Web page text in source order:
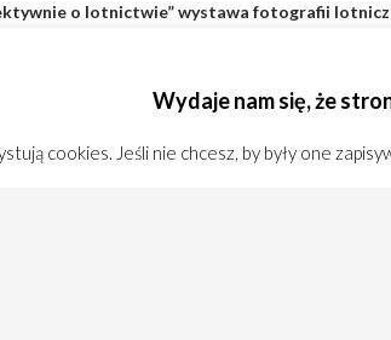
o lotnictwie” wystawa fotografii
Wydaje nam się, że
cookies. Jeśli nie chcesz, by były one